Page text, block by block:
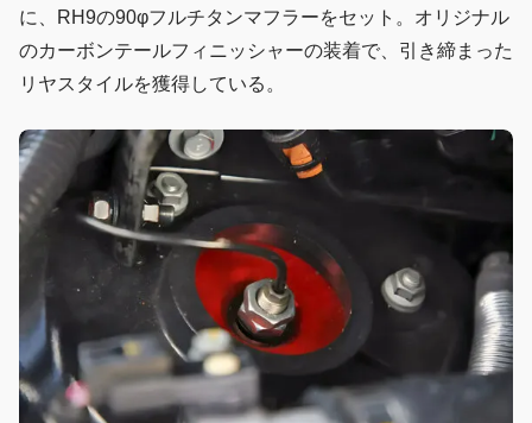
に、RH9の90φフルチタンマフラーをセット。オリジナル
のカーボンテールフィニッシャーの装着で、引き締まった
リヤスタイルを獲得している。